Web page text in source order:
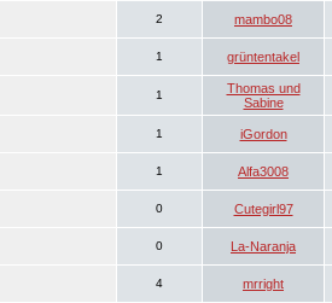
2 mambo08
1 grüntentakel
1
Thomas und
Sabine
1 iGordon
1 Alfa3008
0 Cutegirl97
0 La-Naranja
4 mrright